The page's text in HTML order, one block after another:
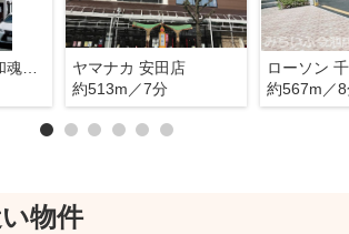
ハンバーグの店 和魂洋食 朋
ヤマナカ 安田店
約513m／7分
約567m／
物件